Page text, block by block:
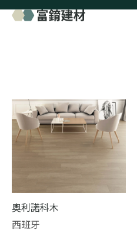
奧利諾科木
西班牙